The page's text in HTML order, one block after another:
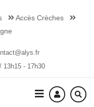
Accès Crèches
13h15 - 17h30